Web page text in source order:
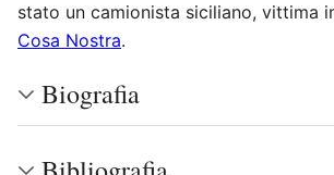
stato un camionista siciliano, vittima
Cosa Nostra.
Biografia